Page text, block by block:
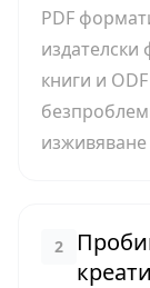
PDF
издателски
книги и
2